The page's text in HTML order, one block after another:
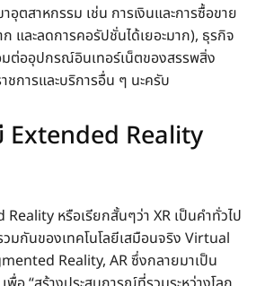
อุตสาหกรรม เช่น การเงินและการซื้อขาย
และลดการคอรัปชั่นได้เยอะมาก), ธุรกิจ
มต่ออุปกรณ์อินเทอร์เน็ตของสรรพสิ่ง
ชการและบริการอื่น ๆ นะครับ
Extended Reality
Reality หรือเรียกสั้นๆว่า XR เป็นคำทั่วไป
มกันของเทคโนโลยีเสมือนจริง Virtual
Reality, AR ซึ่งกลายมาเป็น